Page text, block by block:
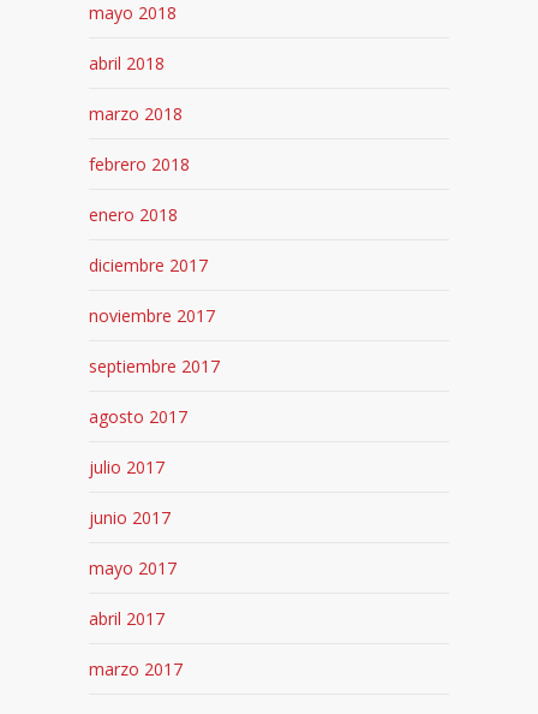
mayo 2018
abril 2018
marzo 2018
febrero 2018
enero 2018
diciembre 2017
noviembre 2017
septiembre 2017
agosto 2017
julio 2017
junio 2017
mayo 2017
abril 2017
marzo 2017